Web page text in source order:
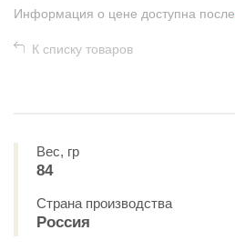
Информация о цене доступна после
К списку товаров
Вес, гр
84
Страна производства
Россия